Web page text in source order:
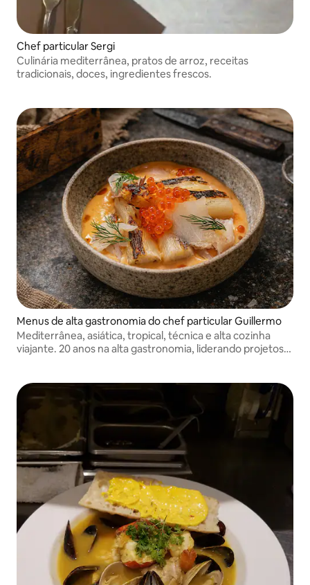
Chef particular Sergi
Culinária mediterrânea, pratos de arroz, receitas
tradicionais, doces, ingredientes frescos.
Menus de alta gastronomia do chef particular Guillermo
Mediterrânea, asiática, tropical, técnica e alta cozinha
viajante. 20 anos na alta gastronomia, liderando projetos